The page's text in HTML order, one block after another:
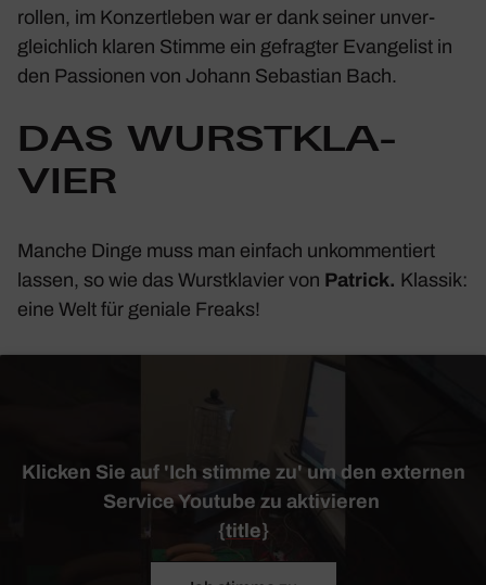
rollen, im Konzert­leben war er dank seiner unver­
gleich­lich klaren Stimme ein gefragter Evan­ge­list in
den Passionen von Johann Sebas­tian Bach.
DAS WURST­KLA­
VIER
Manche Dinge muss man einfach unkom­men­tiert
lassen, so wie das Wurst­kla­vier von Patrick. Klassik:
eine Welt für geniale Freaks!
Klicken Sie auf 'Ich stimme zu' um den externen
Service Youtube zu aktivieren
{title}